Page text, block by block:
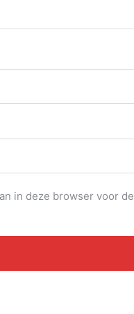
in deze browser voor